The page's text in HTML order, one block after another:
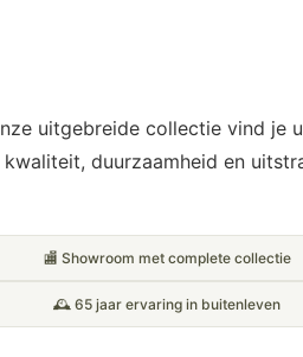
uitgebreide collectie vind je
duurzaamheid en
🏬 Showroom met complete collectie
🕰️ 65 jaar ervaring in buitenleven